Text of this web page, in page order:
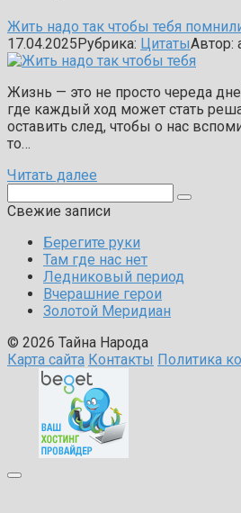
Жить надо так чтобы тебя
17.04.2025Рубрика: ЦитатыАвтор:
Жизнь — это не просто череда
где каждый ход может стать
оставить след, чтобы о нас
то…
Читать далее
Свежие записи
Берегите руки
Там где нас нет
Ледниковый период
Вчерашние герои
Золотой Меридиан
© 2026 Тайна Народа
Карта сайта Контакты Политика